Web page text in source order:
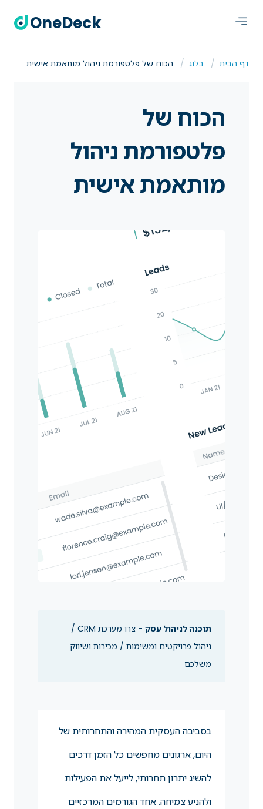
OneDeck
דף הבית בלוג הכוח של פלטפורמת ניהול מותאמת אישית
הכוח של
פלטפורמת ניהול
מותאמת אישית
תוכנה לניהול עסק
- צרו מערכת CRM /
ניהול פרויקטים ומשימות / מכירות ושיווק
משלכם
בסביבה העסקית המהירה והתחרותית של
היום, ארגונים מחפשים כל הזמן דרכים
להשיג יתרון תחרותי, לייעל את הפעילות
ולהניע צמיחה. אחד הגורמים המרכזיים